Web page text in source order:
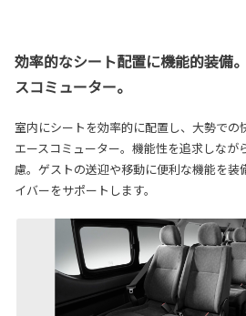
効率的なシート配置に機能的装備
スコミューター。
室内にシートを効率的に配置し、大勢での
エースコミューター。機能性を追求しなが
慮。ゲストの送迎や移動に便利な機能を装
イバーをサポートします。